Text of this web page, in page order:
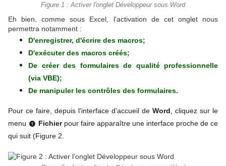
Figure 1 : Activer l'onglet Développeur sous Word
Eh bien, comme sous Excel, l'activation de cet onglet nous
permettra notamment :
D'enregistrer, d'écrire des macros;
D'exécuter des macros créés;
De créer des formulaires de qualité professionnelle
(via VBE);
De manipuler les contrôles des formulaires.
Pour ce faire, depuis l'interface d'accueil de Word , cliquez sur le
menu ❶ Fichier pour faire apparaître une interface proche de ce
qui suit (Figure 2.